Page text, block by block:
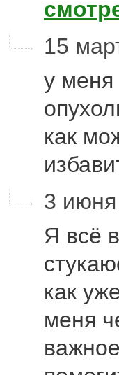
15
у меня
как
3
Я всё
как
меня